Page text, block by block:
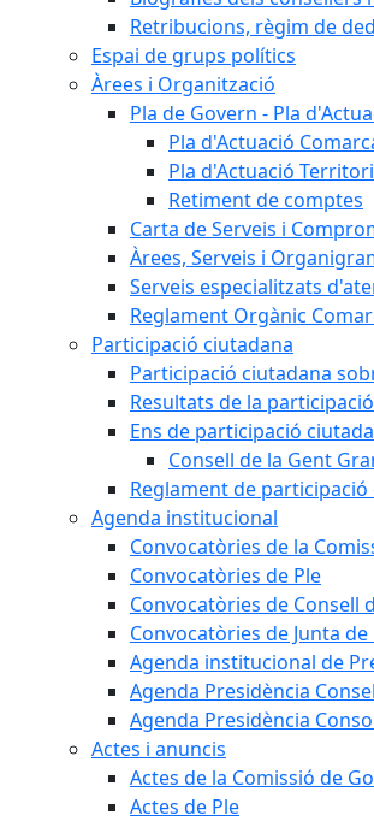
Retribucions, règim de
Espai de grups polítics
Àrees i Organització
Pla de Govern - Pla
Pla d'Actuació
Pla d'Actuació
Retiment de comptes
Carta de Serveis i
Àrees, Serveis i
Serveis especialitzats
Reglament Orgànic
Participació ciutadana
Participació ciutadana
Resultats de la
Ens de participació
Consell de la Gent
Reglament de participació
Agenda institucional
Convocatòries de la
Convocatòries de Ple
Convocatòries de Consell
Convocatòries de Junta de
Agenda institucional de
Agenda Presidència
Agenda Presidència
Actes i anuncis
Actes de la Comissió de
Actes de Ple